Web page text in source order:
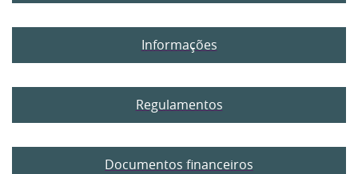
Informações
Regulamentos
Documentos financeiros